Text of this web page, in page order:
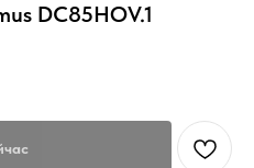
DC85HOV.1